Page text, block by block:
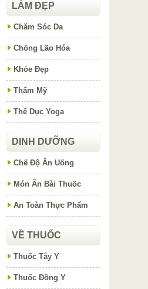
LÀM ĐẸP
Chăm Sóc Da
Chống Lão Hóa
Khỏe Đẹp
Thẩm Mỹ
Thể Dục Yoga
DINH DƯỠNG
Chế Độ Ăn Uống
Món Ăn Bài Thuốc
An Toàn Thực Phẩm
VỀ THUỐC
Thuốc Tây Y
Thuốc Đông Y